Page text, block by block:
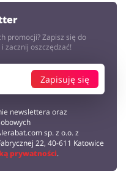
promocji? Zapisz się do
zacznij oszczędzać!
Zapisuję się
newslettera oraz
sp. z o.o. z
22, 40-611 Katowice
prywatności.